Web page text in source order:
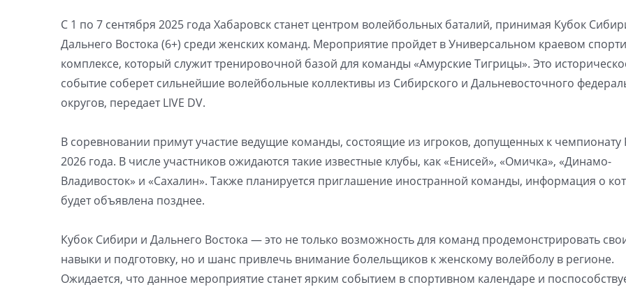
С 1 по 7 сентября 2025 года Хабаровск станет центром волейбольных баталий, принимая Кубок
Дальнего Востока (6+) среди женских команд. Мероприятие пройдет в Универсальном краевом
комплексе, который служит тренировочной базой для команды «Амурские Тигрицы». Это
событие соберет сильнейшие волейбольные коллективы из Сибирского и Дальневосточного
округов, передает LIVE DV.
В соревновании примут участие ведущие команды, состоящие из игроков, допущенных к чемпионату
2026 года. В числе участников ожидаются такие известные клубы, как «Енисей», «Омичка», «Динамо-
Владивосток» и «Сахалин». Также планируется приглашение иностранной команды, информация о
будет объявлена позднее.
Кубок Сибири и Дальнего Востока — это не только возможность для команд продемонстрировать
навыки и подготовку, но и шанс привлечь внимание болельщиков к женскому волейболу в регионе.
Ожидается, что данное мероприятие станет ярким событием в спортивном календаре и